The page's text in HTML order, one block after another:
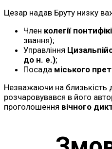
Цезар надав Бруту низку
Член колегії
звання);
Управління
до н. е.);
Посада міського
Незважаючи на близькість
розчаровувався в його
проголошення вічного